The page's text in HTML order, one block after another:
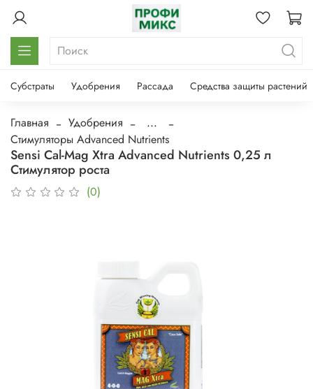
Субстраты Удобрения Рассада Средства защиты растений
Главная Удобрения
...
Стимуляторы Advanced Nutrients
Sensi Cal-Mag Xtra Advanced Nutrients 0,25 л
Стимулятор роста
(0)